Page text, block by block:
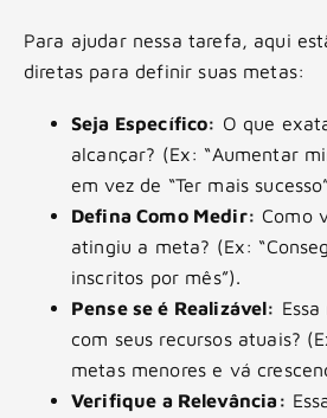
Para ajudar nessa tarefa, aqui
diretas para definir suas metas:
Seja Específico: O que
alcançar? (Ex: “Aumentar
em vez de “Ter mais
Defina Como Medir: Como
atingiu a meta? (Ex:
inscritos por mês”).
Pense se é Realizável:
com seus recursos atuais?
metas menores e vá
Verifique a Relevância: